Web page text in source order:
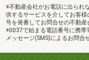
※不動産会社がお電話に出られ
供するサービスを介してお客
号を発番してお問合せの不動産
※0037で始まる電話番号に携帯
メッセージ(SMS)によるお問合